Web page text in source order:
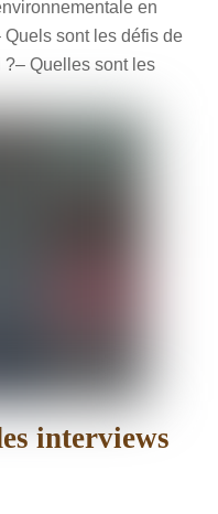
en
sont les défis de
?– Quelles sont les
interviews